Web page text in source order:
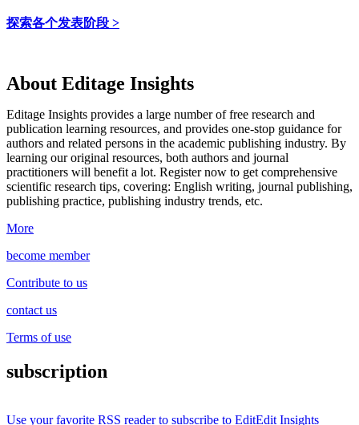
探索各个发表阶段 >
About Editage Insights
Editage Insights provides a large number of free research and
publication learning resources, and provides one-stop guidance for
authors and related persons in the academic publishing industry. By
learning our original resources, both authors and journal
practitioners will benefit a lot. Register now to get comprehensive
scientific research tips, covering: English writing, journal publishing,
publishing practice, publishing industry trends, etc.
More
become member
Contribute to us
contact us
Terms of use
subscription
Use your favorite RSS reader to subscribe to EditEdit Insights